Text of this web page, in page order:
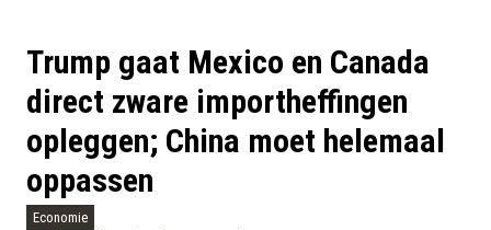
Trump gaat Mexico en Canada
direct zware importheffingen
opleggen; China moet helemaal
oppassen
Economie